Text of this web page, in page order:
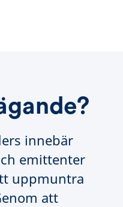
innebär
emittenter
uppmuntra
att